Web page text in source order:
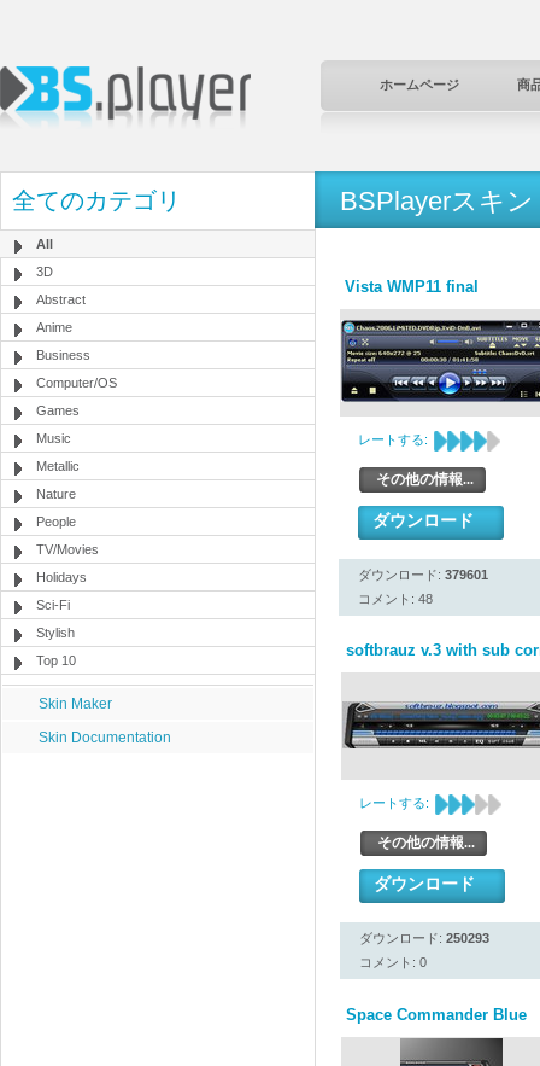
ホームページ 商
全てのカテゴリ
All
3D
Abstract
Anime
Business
Computer/OS
Games
Music
Metallic
Nature
People
TV/Movies
Holidays
Sci-Fi
Stylish
Top 10
Skin Maker
Skin Documentation
BSPlayerスキン
Vista WMP11 final
レートする:
その他の情報...
ダウンロード
ダウンロード: 379601
コメント: 48
softbrauz v.3 with sub
レートする:
その他の情報...
ダウンロード
ダウンロード: 250293
コメント: 0
Space Commander Blue